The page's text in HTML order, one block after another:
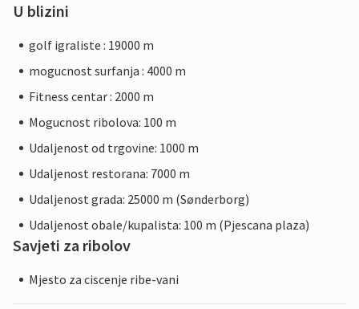
U blizini
golf igraliste : 19000 m
mogucnost surfanja : 4000 m
Fitness centar : 2000 m
Mogucnost ribolova: 100 m
Udaljenost od trgovine: 1000 m
Udaljenost restorana: 7000 m
Udaljenost grada: 25000 m (Sønderborg)
Udaljenost obale/kupalista: 100 m (Pjescana plaza)
Savjeti za ribolov
Mjesto za ciscenje ribe-vani